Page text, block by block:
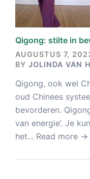
Qigong: stilte in
AUGUSTUS 7,
BY JOLINDA VAN
Qigong, ook wel
oud Chinees
bevorderen.
van energie’. Je
het... Read more →